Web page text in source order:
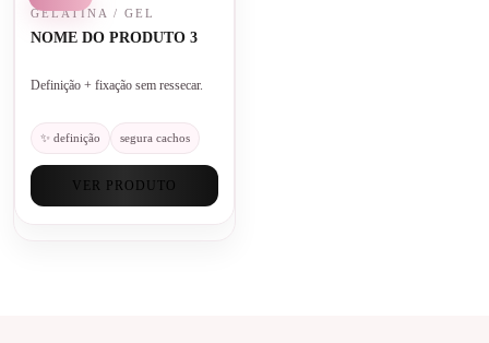
GELATINA / GEL
NOME DO PRODUTO 3
Definição + fixação sem ressecar.
✨ definição segura cachos
VER PRODUTO